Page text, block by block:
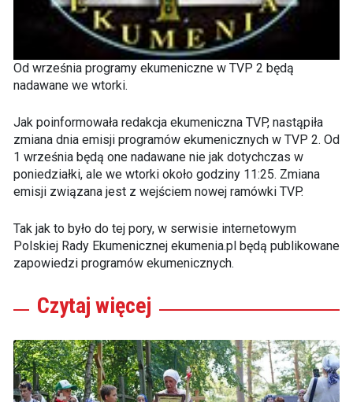
Od września programy ekumeniczne w TVP 2 będą
nadawane we wtorki.
Jak poinformowała redakcja ekumeniczna TVP, nastąpiła
zmiana dnia emisji programów ekumenicznych w TVP 2. Od
1 września będą one nadawane nie jak dotychczas w
poniedziałki, ale we wtorki około godziny 11:25. Zmiana
emisji związana jest z wejściem nowej ramówki TVP.
Tak jak to było do tej pory, w serwisie internetowym
Polskiej Rady Ekumenicznej ekumenia.pl będą publikowane
zapowiedzi programów ekumenicznych.
Czytaj więcej